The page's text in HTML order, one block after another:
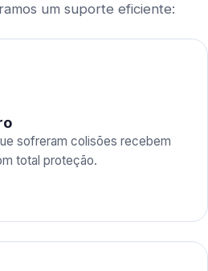
um suporte eficiente:
sofreram colisões recebem
total proteção.